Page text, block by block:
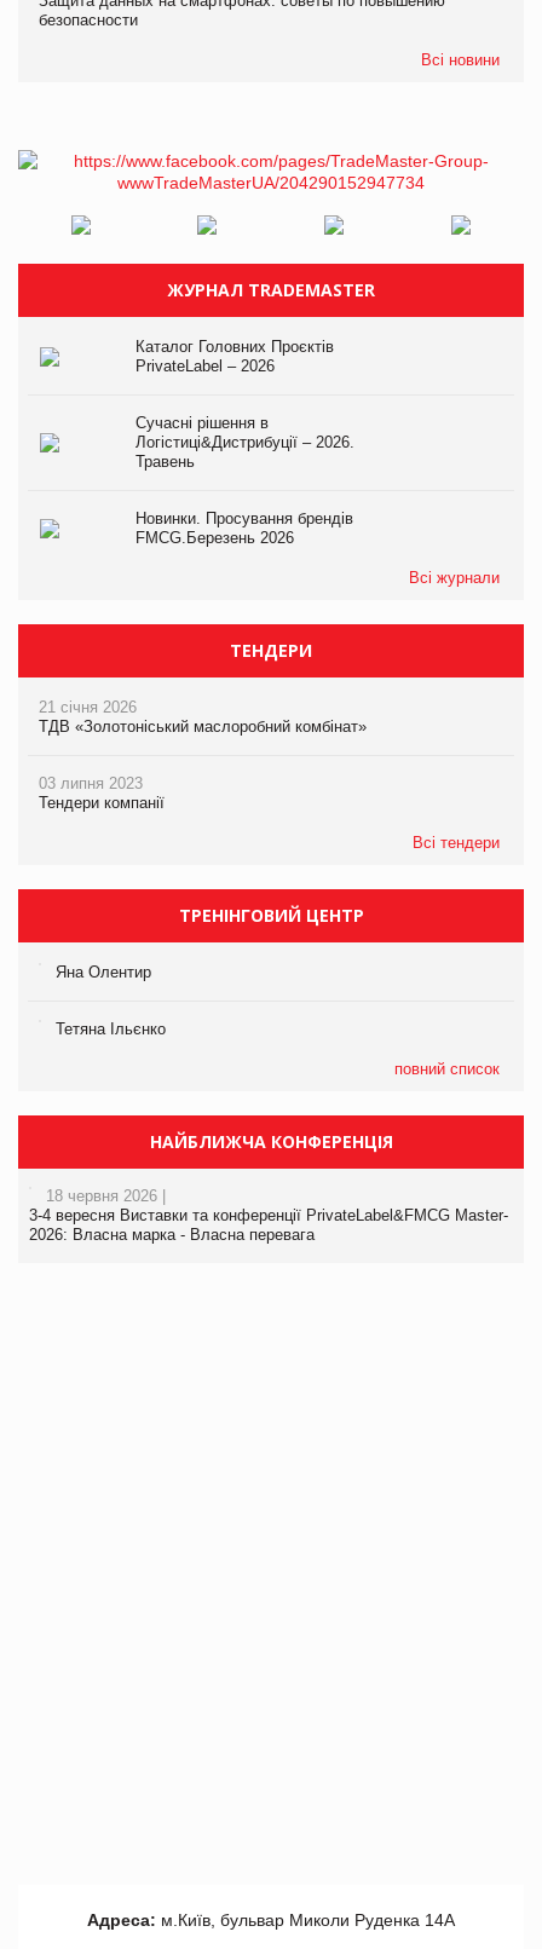
безопасности
Всі новини
ЖУРНАЛ TRADEMASTER
Каталог Головних Проєктів
PrivateLabel – 2026
Сучасні рішення в
Логістиці&Дистрибуції – 2026.
Травень
Новинки. Просування брендів
FMCG.Березень 2026
Всі журнали
ТЕНДЕРИ
21 січня 2026
ТДВ «Золотоніський маслоробний комбінат»
03 липня 2023
Тендери компанії
Всі тендери
ТРЕНІНГОВИЙ ЦЕНТР
Яна Олентир
Тетяна Ільєнко
повний список
НАЙБЛИЖЧА КОНФЕРЕНЦІЯ
18 червня 2026 |
3-4 вересня Виставки та конференції PrivateLabel&FMCG Master-
2026: Власна марка - Власна перевага
Адреса: м.Київ, бульвар Миколи Руденка 14А